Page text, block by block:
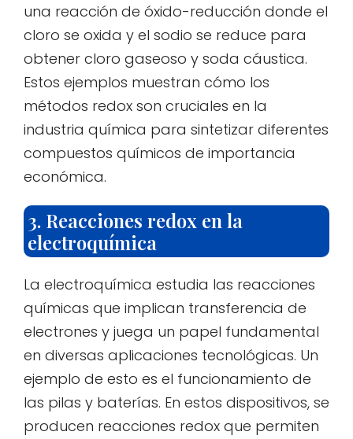
una reacción de óxido-reducción donde el
cloro se oxida y el sodio se reduce para
obtener cloro gaseoso y soda cáustica.
Estos ejemplos muestran cómo los
métodos redox son cruciales en la
industria química para sintetizar diferentes
compuestos químicos de importancia
económica.
3. Reacciones redox en la
electroquímica
La electroquímica estudia las reacciones
químicas que implican transferencia de
electrones y juega un papel fundamental
en diversas aplicaciones tecnológicas. Un
ejemplo de esto es el funcionamiento de
las pilas y baterías. En estos dispositivos, se
producen reacciones redox que permiten